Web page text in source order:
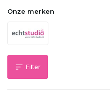
Onze merken
Filter